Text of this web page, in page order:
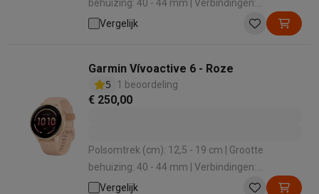
behuizing: 40 - 44 mm | Verbindingen:
Bluetooth , WiFi , ANT+ , NFC | Grootte (cm): 3.04
Vergelijk
Garmin Vívoactive 6 - Roze
5
1 beoordeling
€ 250,00
Polsomtrek (cm): 12,5 - 19 cm | Grootte
behuizing: 40 - 44 mm | Verbindingen:
Bluetooth , WiFi , ANT+ , NFC | Grootte (cm): 3.04
Vergelijk